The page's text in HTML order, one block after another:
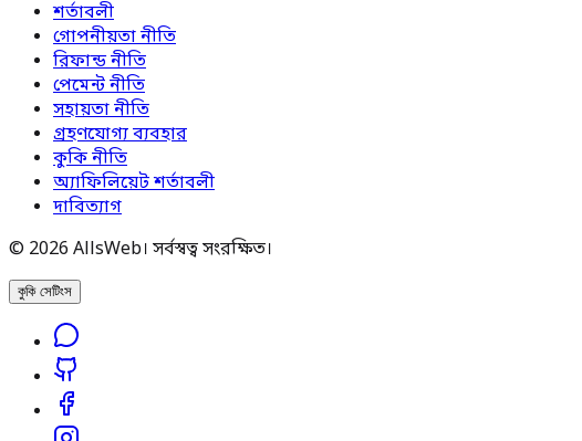
শর্তাবলী
গোপনীয়তা নীতি
রিফান্ড নীতি
পেমেন্ট নীতি
সহায়তা নীতি
গ্রহণযোগ্য ব্যবহার
কুকি নীতি
অ্যাফিলিয়েট শর্তাবলী
দাবিত্যাগ
© 2026 AllsWeb। সর্বস্বত্ব সংরক্ষিত।
কুকি সেটিংস